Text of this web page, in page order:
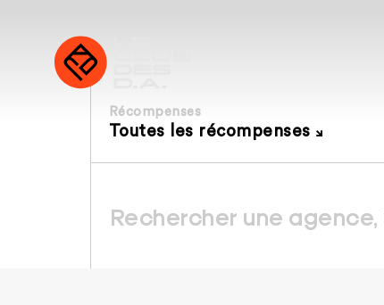
Récompenses
Toutes les récompenses